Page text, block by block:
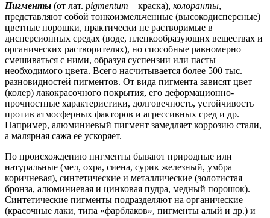
Пигменты (от лат. pigmentum – краска), колоранты,
представляют собой тонкоизмельченные (высокодисперсные)
цветные порошки, практически не растворимые в
дисперсионных средах (воде, пленкообразующих веществах и
органических растворителях), но способные равномерно
смешиваться с ними, образуя суспензии или пасты
необходимого цвета. Всего насчитывается более 500 тыс.
разновидностей пигментов. От вида пигмента зависят цвет
(колер) лакокрасочного покрытия, его деформационно-
прочностные характеристики, долговечность, устойчивость
против атмосферных факторов и агрессивных сред и др.
Например, алюминиевый пигмент замедляет коррозию стали,
а малярная сажа ее ускоряет.
По происхождению пигменты бывают природные или
натуральные (мел, охра, сиена, сурик железный, умбра
коричневая), синтетические и металлические (золотистая
бронза, алюминиевая и цинковая пудра, медный порошок).
Синтетические пигменты подразделяют на органические
(красочные лаки, типа «фарблаков», пигменты алый и др.) и